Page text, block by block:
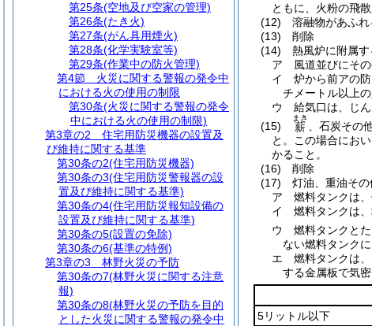
ともに、火粉の飛
(12)
溶融物があふ
(13)
削除
(14)
熱風炉に附属す
ア
風道並びにそ
イ
炉から前アの
チメートル以上の
ウ
給気口は、じ
(15)
薪
まき
、石炭そ
と。
この場合にお
かること。
(16)
削除
(17)
灯油、重油その
ア
燃料タンクは
イ
燃料タンクは
ウ
燃料タンクと
ない燃料タンク
エ
燃料タンクは
する金属板で気密
5リットル以下
第25条(空地及び空家の管理)
第26条(たき火)
第27条(がん具用煙火)
第28条(化学実験室等)
第29条(作業中の防火管理)
第4節
火災に関する警報の発令中
における火の使用の制限
第30条(火災に関する警報の発令
中における火の使用の制限)
第3章の2
住宅用防災機器の設置及
び維持に関する基準
第30条の2(住宅用防災機器)
第30条の3(住宅用防災警報器の設
置及び維持に関する基準)
第30条の4(住宅用防災報知設備の
設置及び維持に関する基準)
第30条の5(設置の免除)
第30条の6(基準の特例)
第3章の3
林野火災の予防
第30条の7(林野火災に関する注意
報)
第30条の8(林野火災の予防を目的
とした火災に関する警報の発令中